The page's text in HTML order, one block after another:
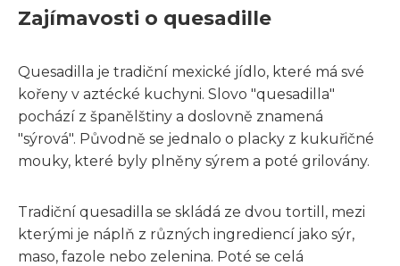
Zajímavosti o quesadille
Quesadilla je tradiční mexické jídlo, které má své
kořeny v aztécké kuchyni. Slovo "quesadilla"
pochází z španělštiny a doslovně znamená
"sýrová". Původně se jednalo o placky z kukuřičné
mouky, které byly plněny sýrem a poté grilovány.
Tradiční quesadilla se skládá ze dvou tortill, mezi
kterými je náplň z různých ingrediencí jako sýr,
maso, fazole nebo zelenina. Poté se celá